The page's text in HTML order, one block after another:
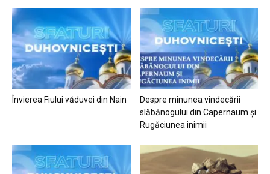
Învierea Fiului văduvei din Nain
Despre minunea vindecării
slăbănogului din Capernaum și
Rugăciunea inimii